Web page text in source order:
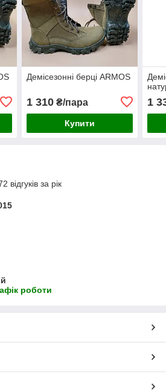
Демісезонні берці ARMOS
1 310₴/пара
Купити
1
відгуків за рік
роботи